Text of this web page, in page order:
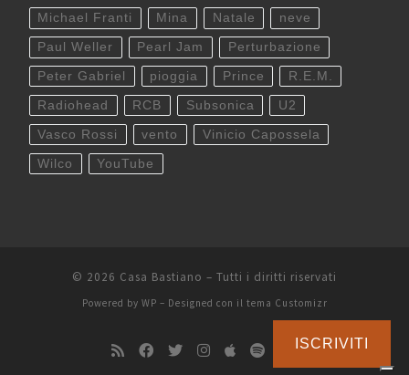
Michael Franti Mina Natale neve
Paul Weller Pearl Jam Perturbazione
Peter Gabriel pioggia Prince R.E.M.
Radiohead RCB Subsonica U2
Vasco Rossi vento Vinicio Capossela
Wilco YouTube
© 2026 Casa Bastiano – Tutti i diritti riservati
Powered by WP – Designed con il tema Customizr
ISCRIVITI